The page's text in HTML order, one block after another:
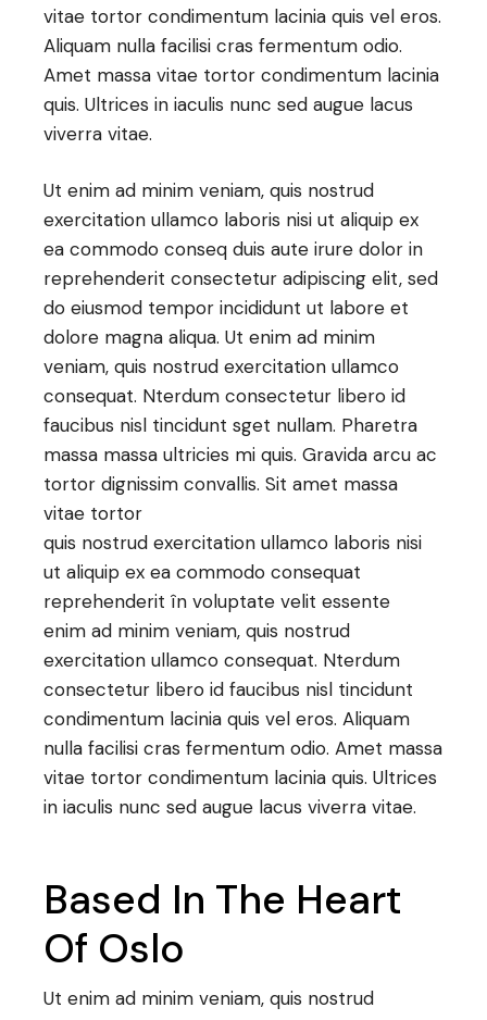
vitae tortor condimentum lacinia quis vel eros.
Aliquam nulla facilisi cras fermentum odio.
Amet massa vitae tortor condimentum lacinia
quis. Ultrices in iaculis nunc sed augue lacus
viverra vitae.
Ut enim ad minim veniam, quis nostrud
exercitation ullamco laboris nisi ut aliquip ex
ea commodo conseq duis aute irure dolor in
reprehenderit consectetur adipiscing elit, sed
do eiusmod tempor incididunt ut labore et
dolore magna aliqua. Ut enim ad minim
veniam, quis nostrud exercitation ullamco
consequat. Nterdum consectetur libero id
faucibus nisl tincidunt sget nullam. Pharetra
massa massa ultricies mi quis. Gravida arcu ac
tortor dignissim convallis. Sit amet massa
vitae tortor
quis nostrud exercitation ullamco laboris nisi
ut aliquip ex ea commodo consequat
reprehenderit în voluptate velit essente
enim ad minim veniam, quis nostrud
exercitation ullamco consequat. Nterdum
consectetur libero id faucibus nisl tincidunt
condimentum lacinia quis vel eros. Aliquam
nulla facilisi cras fermentum odio. Amet massa
vitae tortor condimentum lacinia quis. Ultrices
in iaculis nunc sed augue lacus viverra vitae.
Based In The Heart
Of Oslo
Ut enim ad minim veniam, quis nostrud